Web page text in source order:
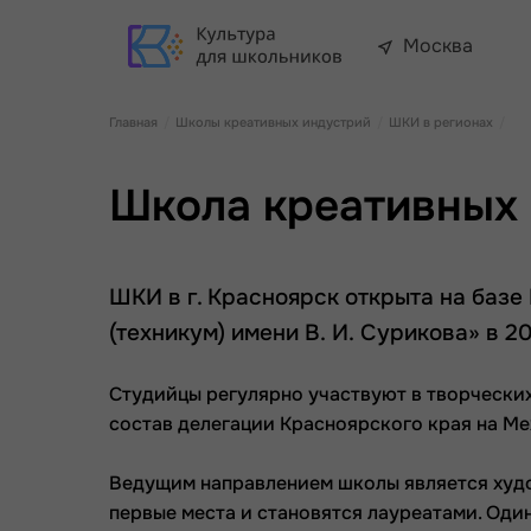
Москва
Главная Школы креативных индустрий ШКИ в регионах
Школа креативных
ШКИ в г. Красноярск открыта на
(техникум) имени В. И. Сурикова» в
Студийцы регулярно участвуют в
состав делегации Красноярского края на
Ведущим направлением школы является
первые места и становятся лауреатами.